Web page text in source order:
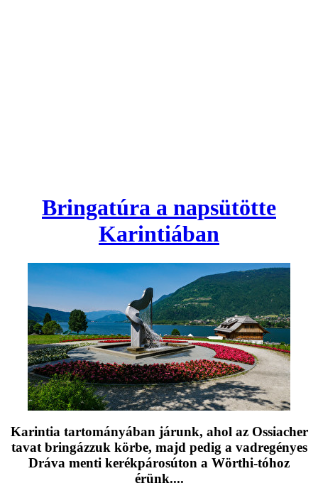
Bringatúra a napsütötte
Karintiában
Karintia tartományában járunk, ahol az Ossiacher
tavat bringázzuk körbe, majd pedig a vadregényes
Dráva menti kerékpárosúton a Wörthi-tóhoz
érünk....